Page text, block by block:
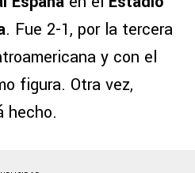
. Fue 2-1, por la tercera
y con el
figura. Otra vez,
hecho.